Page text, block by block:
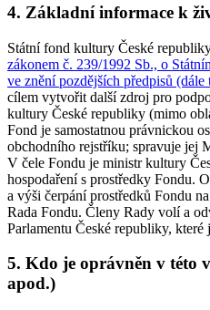
4. Základní informace k
Státní fond kultury České
zákonem č. 239/1992 Sb., o
ve znění pozdějších předpisů
cílem vytvořit další zdroj pro
kultury České republiky (mimo
Fond je samostatnou právnickou
obchodního rejstříku; spravuje jej
V čele Fondu je ministr kultury
hospodaření s prostředky Fondu.
a výši čerpání prostředků Fondu
Rada Fondu. Členy Rady volí a
Parlamentu České republiky, které
5. Kdo je oprávněn v této
apod.)